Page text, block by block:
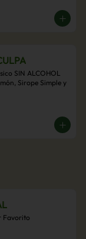
SIN ALCOHOL
Sirope Simple y
Favorito